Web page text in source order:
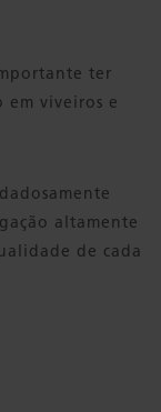
ter
em viveiros e
altamente
de cada